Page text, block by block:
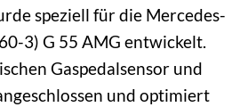
speziell für die Mercedes-
3) G 55 AMG entwickelt.
Gaspedalsensor und
und optimiert